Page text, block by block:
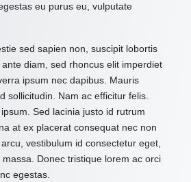
eu purus eu, vulputate
sed sapien non, suscipit lobortis
diam, sed rhoncus elit imperdiet
ipsum nec dapibus. Mauris
sollicitudin. Nam ac efficitur felis.
Sed lacinia justo id rutrum
at ex placerat consequat nec non
vestibulum id consectetur eget,
Donec tristique lorem ac orci
egestas.